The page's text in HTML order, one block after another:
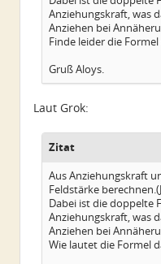
Anziehungskraft, was
Anziehen bei
Finde leider die
Gruß Aloys.
Laut Grok:
Zitat
Aus Anziehungskraft
Feldstärke
Dabei ist die doppelte
Anziehungskraft, was
Anziehen bei
Wie lautet die Formel